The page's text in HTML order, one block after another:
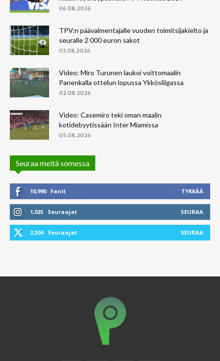
06.08.2026
TPV:n päävalmentajalle vuoden toimitsijakielto ja
seuralle 2 000 euron sakot
03.08.2026
Video: Miro Turunen laukoi voittomaalin
Panenkalla ottelun lopussa Ykkösliigassa
02.08.2026
Video: Casemiro teki oman maalin
kotidebyytissään Inter Miamissa
05.08.2026
Seuraa meitä somessa
10,990 Fanit TYKKÄÄ
1,025 Seuraajat SEURAA
2,304 Seuraajat SEURAA